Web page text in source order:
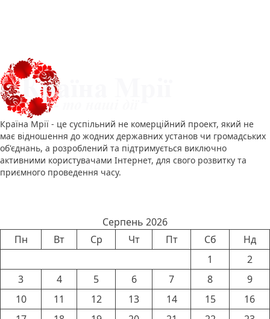
Країна Мрії - це суспільний не комерційний проект, який не
має відношення до жодних державних установ чи громадських
об'єднань, а розроблений та підтримується виключно
активними користувачами Інтернет, для свого розвитку та
приємного проведення часу.
Серпень 2026
Пн
Вт Ср Чт Пт Сб
Нд
1
2
3
4 5 6 7 8
9
10
11 12 13 14 15
16